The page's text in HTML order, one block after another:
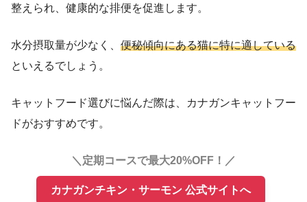
整えられ、健康的な排便を促進します。
水分摂取量が少なく、 便秘傾向にある猫に特に適している
といえるでしょう。
キャットフード選びに悩んだ際は、カナガンキャットフー
ドがおすすめです。
＼定期コースで最大20%OFF！／
カナガンチキン・サーモン 公式サイトへ